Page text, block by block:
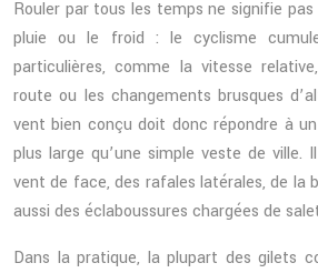
Rouler par tous les temps ne signifie
pluie ou le froid : le cyclisme
particulières, comme la vitesse
route ou les changements brusques
vent bien conçu doit donc répondre à
plus large qu’une simple veste de ville.
vent de face, des rafales latérales, de la
aussi des éclaboussures chargées de
Dans la pratique, la plupart des gilets